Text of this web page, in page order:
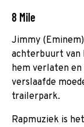
8 Mile
Jimmy
achterbuurt van
hem verlaten en
verslaafde
trailerpark.
Rapmuziek is